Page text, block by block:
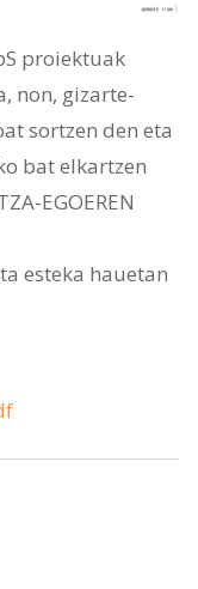
proiektuak
non, gizarte-
sortzen den eta
bat elkartzen
EGOEREN
esteka hauetan